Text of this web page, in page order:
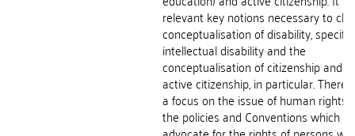
relevant key notions necessary to
conceptualisation of disability,
intellectual disability and the
conceptualisation of citizenship and of
active citizenship, in particular. There
a focus on the issue of human rights
the policies and Conventions which